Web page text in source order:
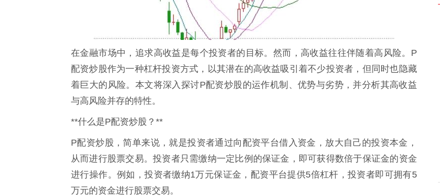
在金融市场中，追求高收益是每个投资者的目标。然而，高收益往往伴随着高风险。P
配资炒股作为一种杠杆投资方式，以其潜在的高收益吸引着不少投资者，但同时也隐藏
着巨大的风险。本文将深入探讨P配资炒股的运作机制、优势与劣势，并分析其高收益
与高风险并存的特性。
**什么是P配资炒股？**
P配资炒股，简单来说，就是投资者通过向配资平台借入资金，放大自己的投资本金，
从而进行股票交易。投资者只需缴纳一定比例的保证金，即可获得数倍于保证金的资金
进行操作。例如，投资者缴纳1万元保证金，配资平台提供5倍杠杆，投资者即可拥有5
万元的资金进行股票交易。